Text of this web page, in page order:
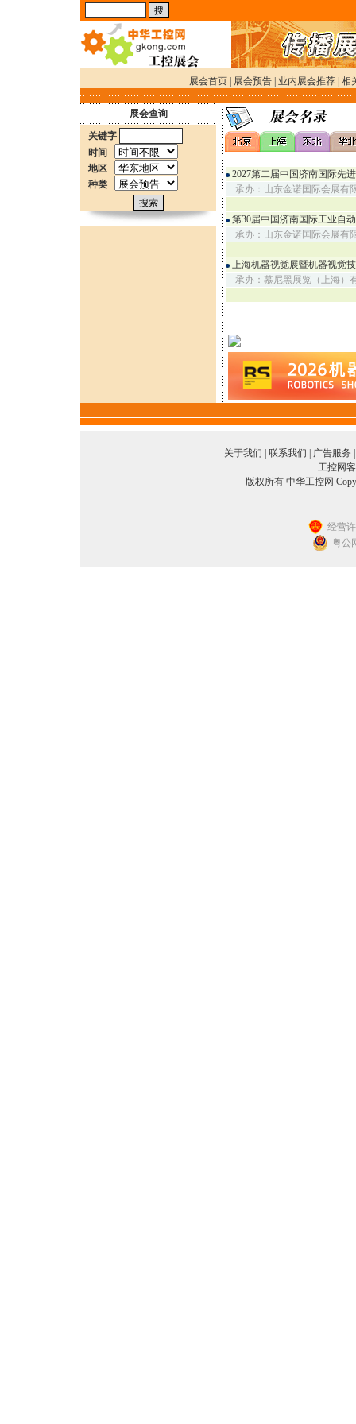
展会首页 展会预告 业内展会推荐 相
展会查询
关键字
时间
地区
种类
2027第二届中国济南国际先
承办：山东金诺国际会展有
第30届中国济南国际工业自
承办：山东金诺国际会展有
上海机器视觉展暨机器视觉
承办：慕尼黑展览（上海）
关于我们 联系我们 广告服务
工控网
版权所有 中华工控网
经营
粤公